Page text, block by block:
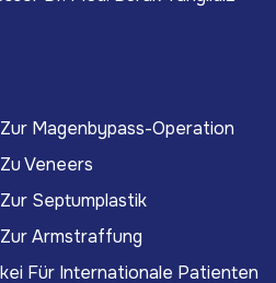
Magenbypass-Operation
Veneers
Septumplastik
Armstraffung
Für Internationale Patienten